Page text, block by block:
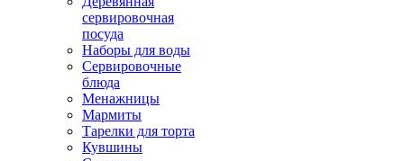
сервировочная
посуда
Наборы для воды
Сервировочные
блюда
Менажницы
Мармиты
Тарелки для торта
Кувшины